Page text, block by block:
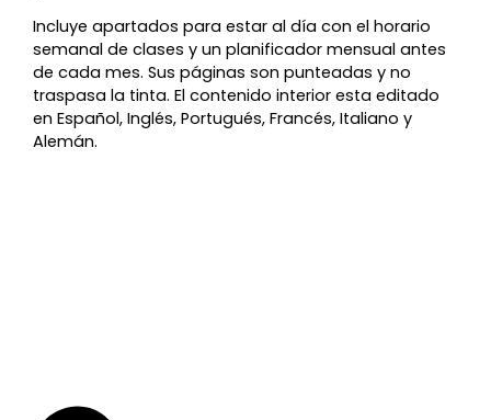
Incluye apartados para estar al día con el horario
semanal de clases y un planificador mensual antes
de cada mes. Sus páginas son punteadas y no
traspasa la tinta. El contenido interior esta editado
en Español, Inglés, Portugués, Francés, Italiano y
Alemán.